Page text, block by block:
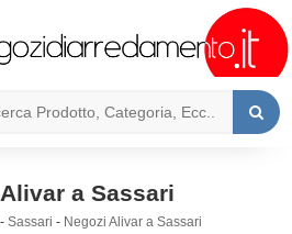
a Sassari
- Sassari - Negozi Alivar a Sassari